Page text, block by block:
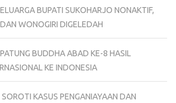
BUPATI SUKOHARJO NONAKTIF,
WONOGIRI DIGELEDAH
BUDDHA ABAD KE-8 HASIL
KE INDONESIA
KASUS PENGANIAYAAN DAN